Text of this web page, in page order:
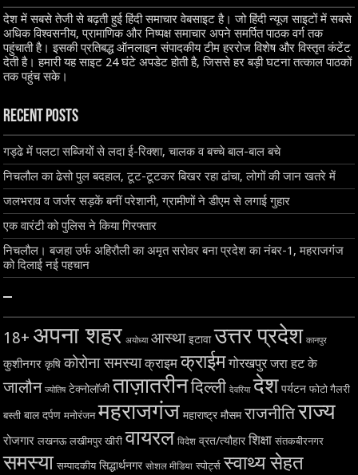
देश में सबसे तेजी से बढ़ती हुई हिंदी समाचार वेबसाइट है। जो हिंदी न्यूज साइटों में सबसे
अधिक विश्वसनीय, प्रामाणिक और निष्पक्ष समाचार अपने समर्पित पाठक वर्ग तक
पहुंचाती है। इसकी प्रतिबद्ध ऑनलाइन संपादकीय टीम हररोज विशेष और विस्तृत कंटेंट
देती है। हमारी यह साइट 24 घंटे अपडेट होती है, जिससे हर बड़ी घटना तत्काल पाठकों
तक पहुंच सके।
Recent Posts
गड्ढे में पलटा सब्जियों से लदा ई-रिक्शा, चालक व बच्चे बाल-बाल बचे
निचलौल का ढेसो पुल बदहाल, टूट-टूटकर बिखर रहा ढांचा, लोगों की जान खतरे में
जलभराव व जर्जर सड़कें बनीं परेशानी, ग्रामीणों ने डीएम से लगाई गुहार
एक वारंटी को पुलिस ने किया गिरफ्तार
निचलौल। बजहा उर्फ अहिरौली का अमृत सरोवर बना प्रदेश का नंबर-1, महराजगंज
को दिलाई नई पहचान
–
18+ अपना शहर अयोध्या आस्था इटावा उत्तर प्रदेश कानपुर
कुशीनगर कृषि कोरोना समस्या क्राइम क्राईम गोरखपुर जरा हट के
जालौन ज्योतिष टेक्नोलॉजी ताज़ातरीनदिल्ली देवरिया देश पर्यटन फोटो गैलरी
बस्ती बाल दर्पण मनोरंजन महराजगंज महाराष्ट्र मौसम राजनीतिराज्य
रोजगार लखनऊ लखीमपुर खीरी वायरल विदेश व्रत/त्यौहार शिक्षा संतकबीरनगर
समस्या सम्पादकीय सिद्धार्थनगर सोशल मीडिया स्पोर्ट्स स्वाथ्य सेहत